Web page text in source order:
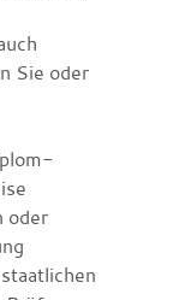
Sie oder
oder